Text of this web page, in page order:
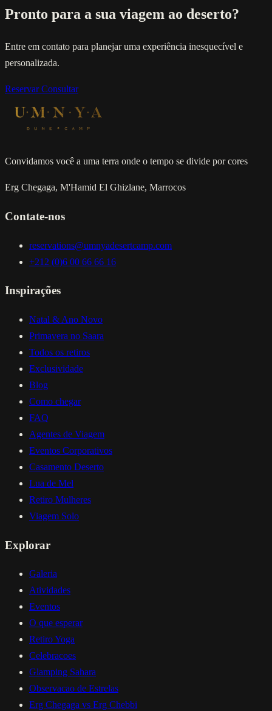
Pronto para a sua viagem ao deserto?
Entre em contato para planejar uma experiência inesquecível e
personalizada.
ReservarConsultar
Convidamos você a uma terra onde o tempo se divide por cores
Erg Chegaga, M'Hamid El Ghizlane, Marrocos
Contate-nos
reservations@umnyadesertcamp.com
+212 (0)6 00 66 66 16
Inspirações
Natal & Ano Novo
Primavera no Saara
Todos os retiros
Exclusividade
Blog
Como chegar
FAQ
Agentes de Viagem
Eventos Corporativos
Casamento Deserto
Lua de Mel
Retiro Mulheres
Viagem Solo
Explorar
Galeria
Atividades
Eventos
O que esperar
Retiro Yoga
Celebracoes
Glamping Sahara
Observacao de Estrelas
Erg Chegaga vs Erg Chebbi